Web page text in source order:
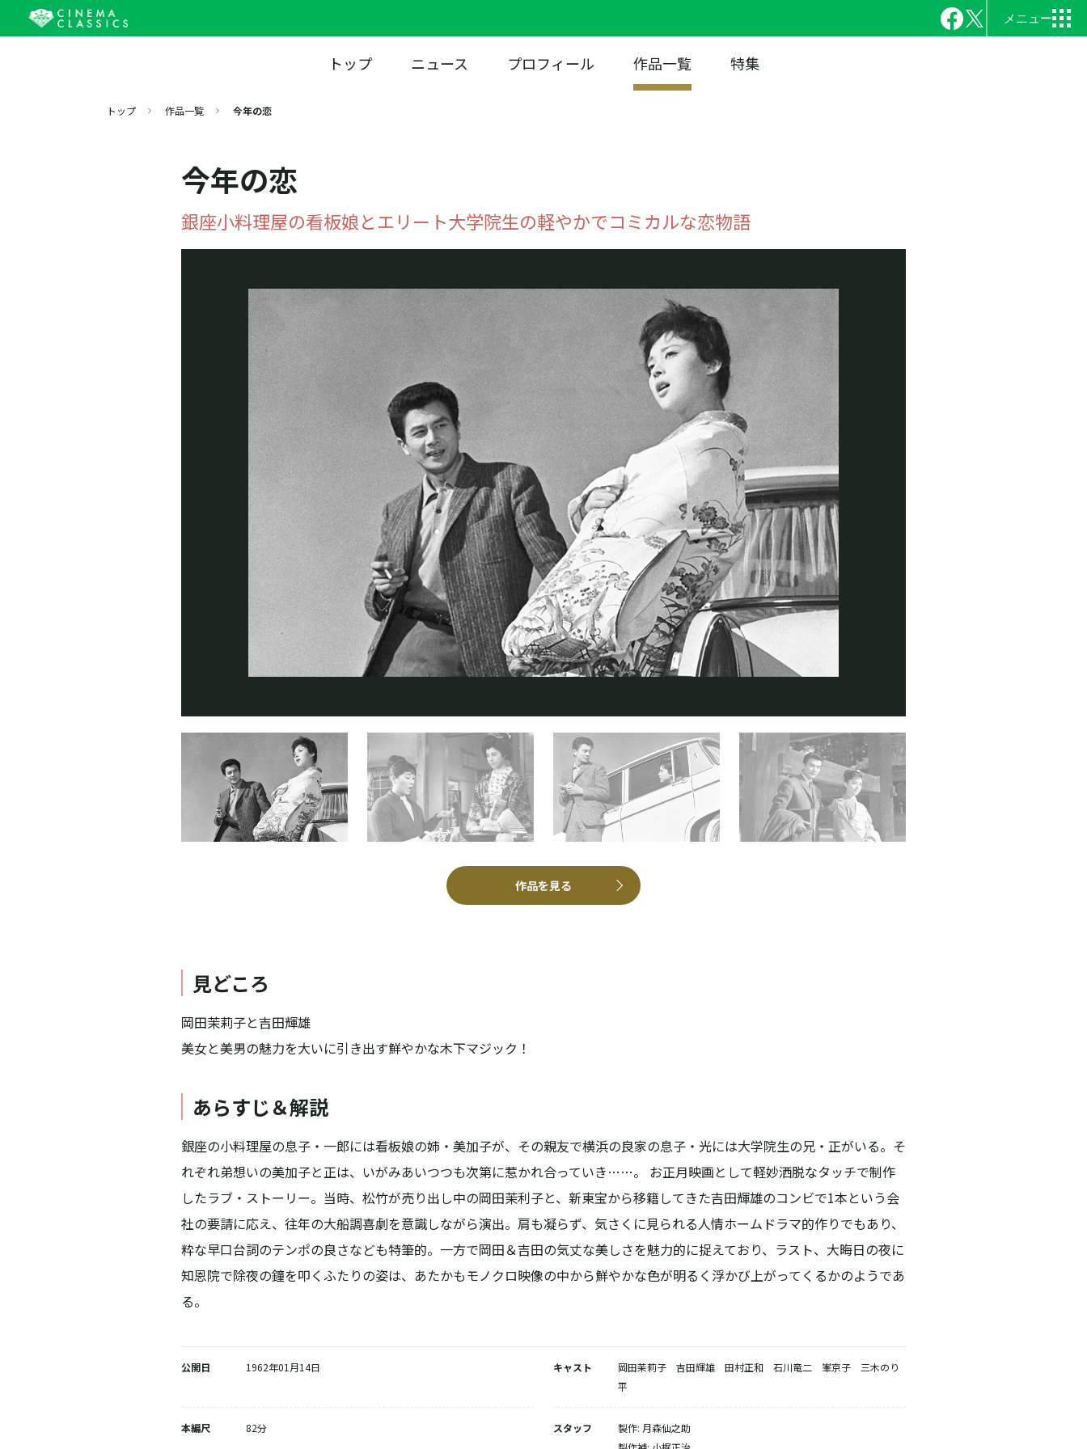
トップ ニュース プロフィール 作品一覧 特集
トップ 作品一覧 今年の恋
今年の恋
銀座小料理屋の看板娘とエリート大学院生の軽やかでコミカルな恋物語
作品を見る
DVD-BOXを購入する
見どころ
岡田茉莉子と吉田輝雄
美女と美男の魅力を大いに引き出す鮮やかな木下マジック！
あらすじ＆解説
銀座の小料理屋の息子・一郎には看板娘の姉・美加子が、その親友で横浜の良家の息子・光には大学院生の兄・正がいる。そ
れぞれ弟想いの美加子と正は、いがみあいつつも次第に惹かれ合っていき……。 お正月映画として軽妙洒脱なタッチで制作
したラブ・ストーリー。当時、松竹が売り出し中の岡田茉利子と、新東宝から移籍してきた吉田輝雄のコンビで1本という会
社の要請に応え、往年の大船調喜劇を意識しながら演出。肩も凝らず、気さくに見られる人情ホームドラマ的作りでもあり、
粋な早口台詞のテンポの良さなども特筆的。一方で岡田＆吉田の気丈な美しさを魅力的に捉えており、ラスト、大晦日の夜に
知恩院で除夜の鐘を叩くふたりの姿は、あたかもモノクロ映像の中から鮮やかな色が明るく浮かび上がってくるかのようであ
る。
公開日 1962年01月14日
本編尺 82分
キャスト
岡田茉莉子 吉田輝雄 田村正和 石川竜二 峯京子 三木のり
平
スタッフ
製作: 月森仙之助